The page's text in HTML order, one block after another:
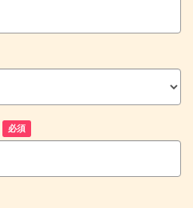
必須